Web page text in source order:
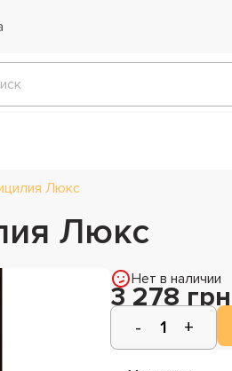
Люкс
Люкс
Нет в наличии
3 278 грн